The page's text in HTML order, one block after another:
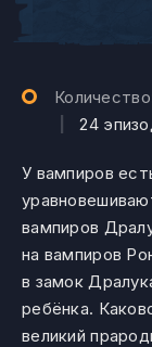
|24
У вампиров
вампиров
на вампиров
в замок
ребёнка.
великий